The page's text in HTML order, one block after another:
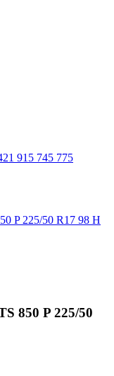
915 745 775
P 225/50 R17 98 H
850 P 225/50